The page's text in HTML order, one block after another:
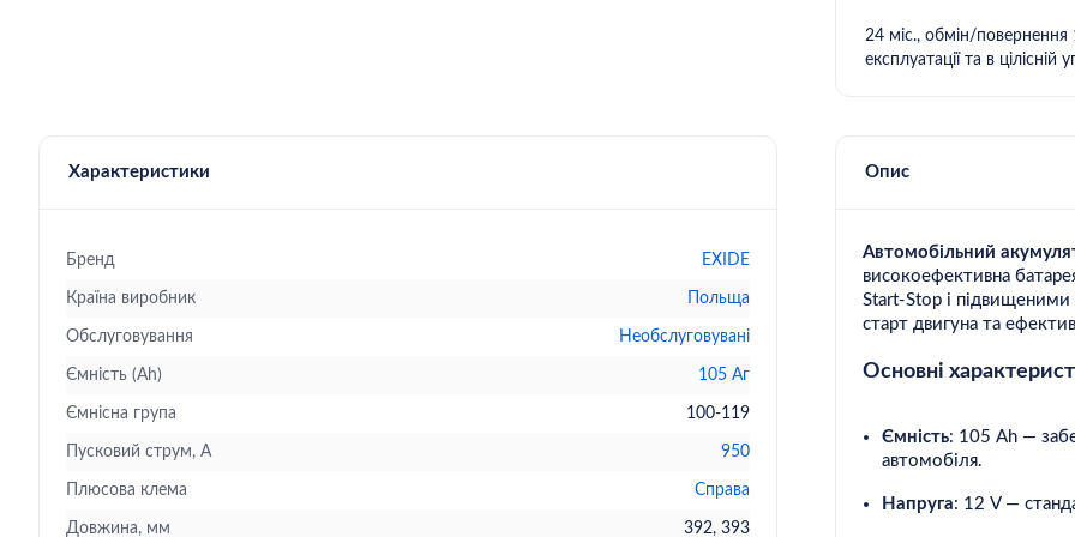
24 міс., обмін/повернення 14 днів за умови збереження товарного вигляду, без слідів
експлуатації та в цілісній
Характеристики
Бренд EXIDE
Країна виробник Польща
Обслуговування Необслуговувані
Ємність (Ah) 105 Аг
Ємнісна група 100-119
Пусковий струм, А 950
Плюсова клема Справа
Довжина, мм 392 393
Опис
Автомобільний
високоефективна
Start-Stop і підвищеними
старт двигуна та
Основні
Ємність: 105 Ah —
автомобіля.
Напруга: 12 V —